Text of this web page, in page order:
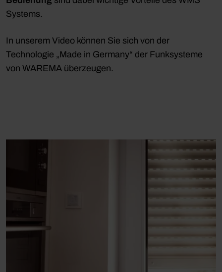
Systems.
In unserem Video können Sie sich von der
Technologie „Made in Germany“ der Funksysteme
von WAREMA überzeugen.